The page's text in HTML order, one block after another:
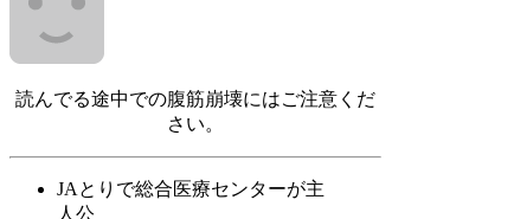
読んでる途中での腹筋崩壊にはご注意くだ
さい。
JAとりで総合医療センターが主
人公